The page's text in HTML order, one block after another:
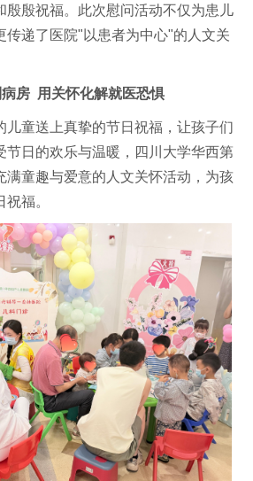
殷殷祝福。此次慰问活动不仅为患儿
传递了医院"以患者为中心"的人文关
病房 用关怀化解就医恐惧
儿童送上真挚的节日祝福，让孩子们
节日的欢乐与温暖，四川大学华西第
满童趣与爱意的人文关怀活动，为孩
福。